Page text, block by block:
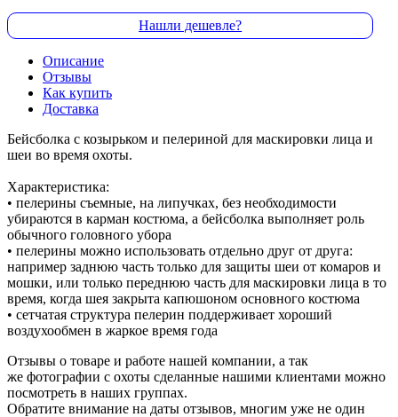
Нашли дешевле?
Описание
Отзывы
Как купить
Доставка
Бейсболка с козырьком и пелериной для маскировки лица и
шеи во время охоты.
Характеристика:
• пелерины съемные, на липучках, без необходимости
убираются в карман костюма, а бейсболка выполняет роль
обычного головного убора
• пелерины можно использовать отдельно друг от друга:
например заднюю часть только для защиты шеи от комаров и
мошки, или только переднюю часть для маскировки лица в то
время, когда шея закрыта капюшоном основного костюма
• сетчатая структура пелерин поддерживает хороший
воздухообмен в жаркое время года
Отзывы о товаре и работе нашей компании, а так
же фотографии с охоты сделанные нашими клиентами можно
посмотреть в наших группах.
Обратите внимание на даты отзывов, многим уже не один